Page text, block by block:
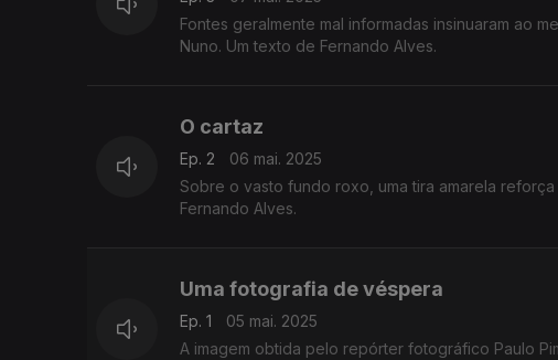
Fontes geralmente mal informadas insinuaram ao
Nuno. Um texto de Fernando Alves.
O cartaz
Ep. 2
06 mai. 2025
Sobre o vasto fundo roxo, uma tira amarela
Fernando Alves.
Uma fotografia de véspera
Ep. 1
05 mai. 2025
A imagem obtida pelo repórter fotográfico Paulo